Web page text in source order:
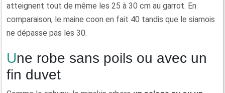
atteignent tout de même les 25 à 30 cm au garrot. En
comparaison, le maine coon en fait 40 tandis que le siamois
ne dépasse pas les 30.
Une robe sans poils ou avec un
fin duvet